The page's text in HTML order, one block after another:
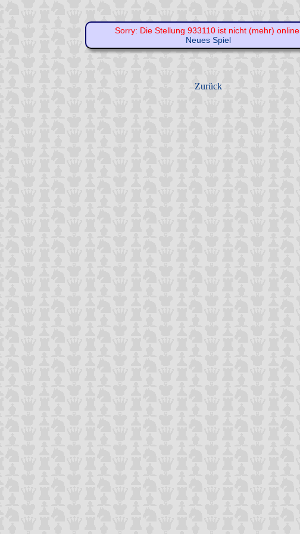
Sorry: Die Stellung 933110 ist nicht (mehr) online.
Neues Spiel
Zurück